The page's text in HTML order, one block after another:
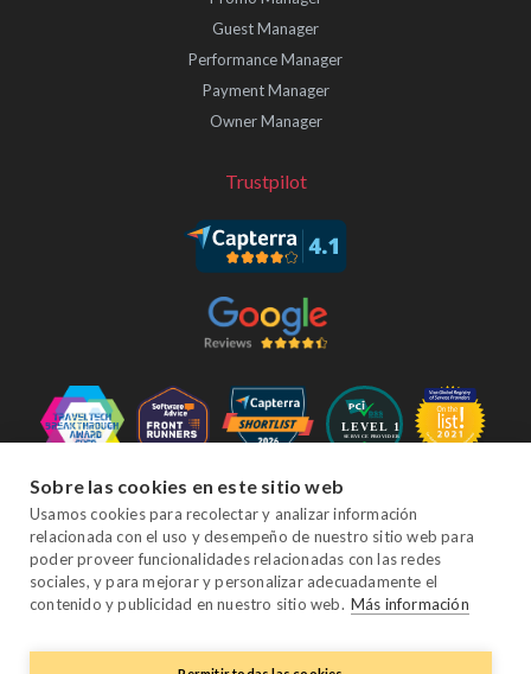
Guest Manager
Performance Manager
Payment Manager
Owner Manager
Trustpilot
FacebookTwitter YouTube InstagramLinkedIn
Sobre las cookies en este sitio web
Usamos cookies para recolectar y analizar información
relacionada con el uso y desempeño de nuestro sitio web para
poder proveer funcionalidades relacionadas con las redes
sociales, y para mejorar y personalizar adecuadamente el
contenido y publicidad en nuestro sitio web. Más información